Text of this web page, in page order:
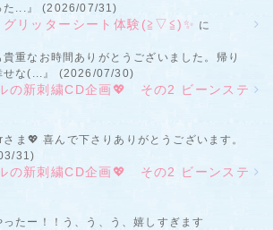
た...』 (2026/07/31)
リッターシート体験(≧▽≦)✨ に
重なお時間ありがとうございました。帰り
せな(...』 (2026/07/30)
の新刺繍CD企画💖 その2 ビーンステ
ま💖 喜んで下さりありがとうございます。
31)
の新刺繍CD企画💖 その2 ビーンステ
たー！！う、う、う、嬉しすぎます